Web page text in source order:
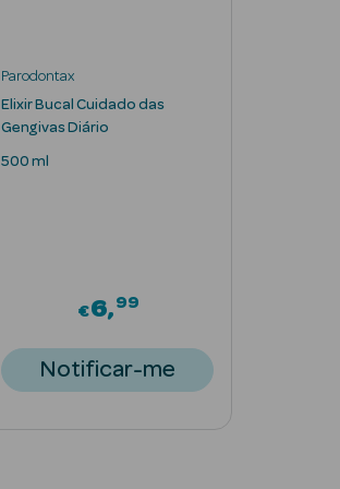
Parodontax
Elixir Bucal Cuidado das
Gengivas Diário
500 ml
€6 99
Notificar-me